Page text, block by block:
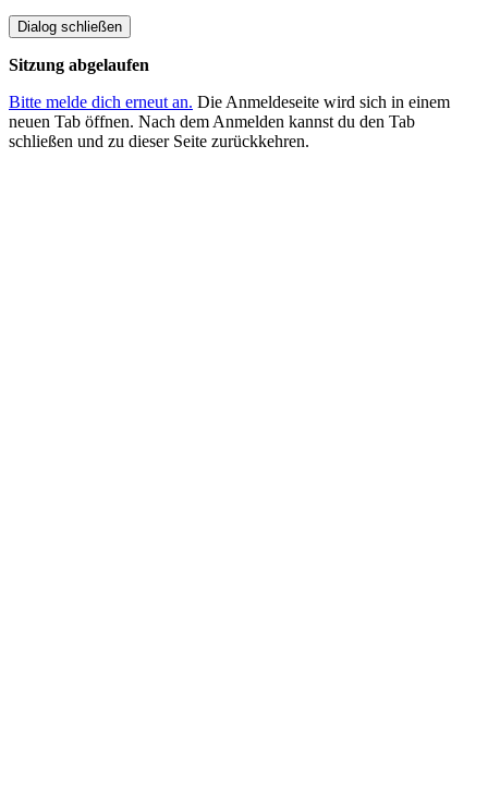
Dialog schließen
Sitzung abgelaufen
Bitte melde dich erneut an. Die Anmeldeseite wird sich in einem
neuen Tab öffnen. Nach dem Anmelden kannst du den Tab
schließen und zu dieser Seite zurückkehren.